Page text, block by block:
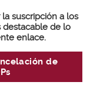
suscripción a los
destacable de lo
enlace.
de